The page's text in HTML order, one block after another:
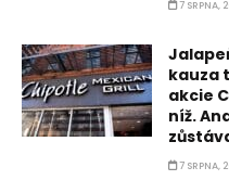
7 SRPNA,
kauza
akcie
níž.
7 SRPNA,